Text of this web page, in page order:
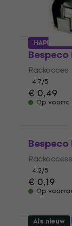
4,7/5
€ 0,49
Op
HAPPY HOUR
4,2/5
€ 0,19
Op
Bespeco
Als nieuw